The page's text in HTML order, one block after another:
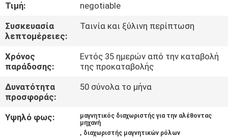
ΜΑΣ
ΕΛΆΤΕ
ΣΕ
ΕΠΑΦΉ
ΜΕ
ΕΙΔΉΣΕΙΣ
Τιμή:
negotiable
Συσκευασία
λεπτομέρειες:
Ταινία και ξύλινη περίπτωση
Χρόνος
παράδοσης:
Εντός 35 ημερών από την καταβολή
της προκαταβολής
Δυνατότητα
προσφοράς:
50 σύνολα το μήνα
Υψηλό φως:
μαγνητικός διαχωριστής για την αλέθοντας
μηχανή
, διαχωριστής μαγνητικών ρόλων